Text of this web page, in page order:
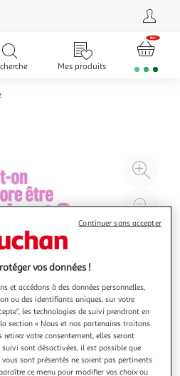
Mes produits
à
vos données !
et accédons à des données personnelles,
ou des identifiants uniques, sur votre
les technologies de suivi prendront en
section « Nous et nos partenaires traitons
retirez votre consentement, elles seront
sont désactivées, il est possible que
sont présentés ne soient pas pertinents
ce menu pour modifier vos choix ou
Continuer sans accepter